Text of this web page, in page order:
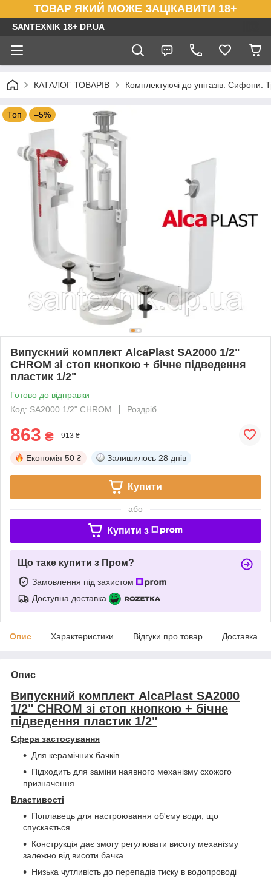
ТОВАР ЯКИЙ МОЖЕ ЗАЦІКАВИТИ 18+
SANTEXNIK 18+ DP.UA
КАТАЛОГ ТОВАРІВ Комплектуючі до унітазів. Сифони.
Топ –5%
Випускний комплект AlcaPlast SA2000 1/2"
CHROM зі стоп кнопкою + бічне підведення
пластик 1/2"
Готово до відправки
Код: SA2000 1/2" CHROM
Роздріб
863 ₴ 913 ₴
Економія 50 ₴ Залишилось 28 днів
Купити
або
Купити з
Що таке купити з Пром?
Замовлення під захистом
Доступна доставка
Опис Характеристики Відгуки про товар Доставка
Опис
Випускний комплект AlcaPlast SA2000
1/2" CHROM зі стоп кнопкою + бічне
підведення пластик 1/2"
Сфера застосування
Для керамічних бачків
Підходить для заміни наявного механізму схожого
призначення
Властивості
Поплавець для настроювання об'єму води, що
спускається
Конструкція дає змогу регулювати висоту механізму
залежно від висоти бачка
Низька чутливість до перепадів тиску в водопроводі